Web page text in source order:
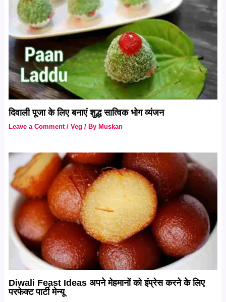
दिवाली पूजा के लिए बनाएं शुद्ध सात्विक भोग व्यंजन
Leave a Comment /Veg / By Muskan
Diwali Feast Ideas अपने मेहमानों को इंप्रेस करने के लिए
परफेक्ट पार्टी मेन्यू